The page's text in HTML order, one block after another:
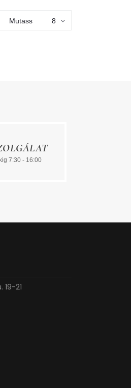
Mutass 8
7:30 - 16:00
19-21